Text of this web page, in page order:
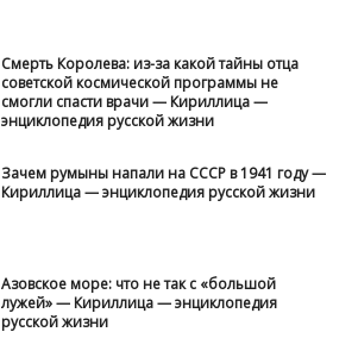
Смерть Королева: из-за какой тайны отца
советской космической программы не
смогли спасти врачи — Кириллица —
энциклопедия русской жизни
Зачем румыны напали на СССР в 1941 году —
Кириллица — энциклопедия русской жизни
Азовское море: что не так с «большой
лужей» — Кириллица — энциклопедия
русской жизни